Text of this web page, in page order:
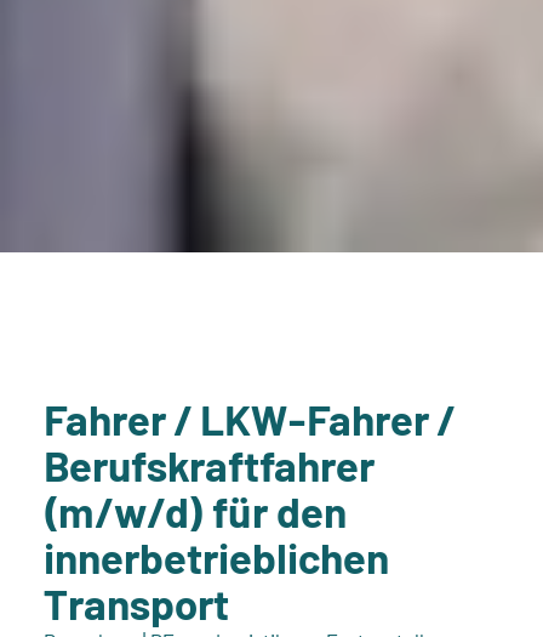
Fahrer / LKW-Fahrer /
Berufskraftfahrer
(m/w/d) für den
innerbetrieblichen
Transport